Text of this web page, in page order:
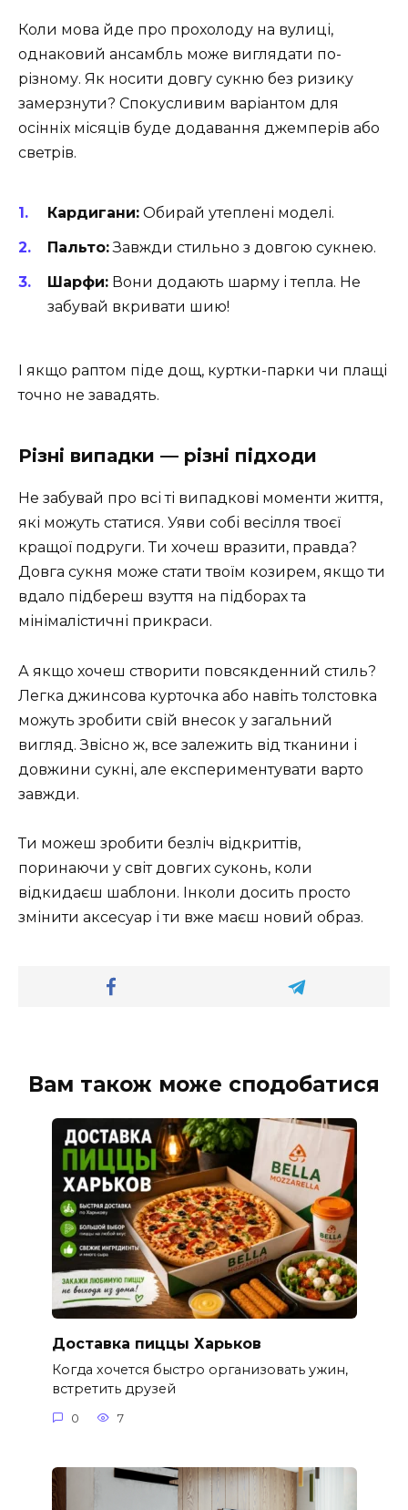
Коли мова йде про прохолоду на вулиці,
однаковий ансамбль може виглядати по-
різному. Як носити довгу сукню без ризику
замерзнути? Спокусливим варіантом для
осінніх місяців буде додавання джемперів або
светрів.
Кардигани: Обирай утеплені моделі.
Пальто:Завжди стильно з довгою сукнею.
Шарфи: Вони додають шарму і тепла. Не
забувай вкривати шию!
І якщо раптом піде дощ, куртки-парки чи плащі
точно не завадять.
Різні випадки — різні підходи
Не забувай про всі ті випадкові моменти життя,
які можуть статися. Уяви собі весілля твоєї
кращої подруги. Ти хочеш вразити, правда?
Довга сукня може стати твоїм козирем, якщо ти
вдало підбереш взуття на підборах та
мінімалістичні прикраси.
А якщо хочеш створити повсякденний стиль?
Легка джинсова курточка або навіть толстовка
можуть зробити свій внесок у загальний
вигляд. Звісно ж, все залежить від тканини і
довжини сукні, але експериментувати варто
завжди.
Ти можеш зробити безліч відкриттів,
поринаючи у світ довгих суконь, коли
відкидаєш шаблони. Інколи досить просто
змінити аксесуар і ти вже маєш новий образ.
Вам також може сподобатися
Доставка пиццы Харьков
Когда хочется быстро организовать ужин,
встретить друзей
0 7